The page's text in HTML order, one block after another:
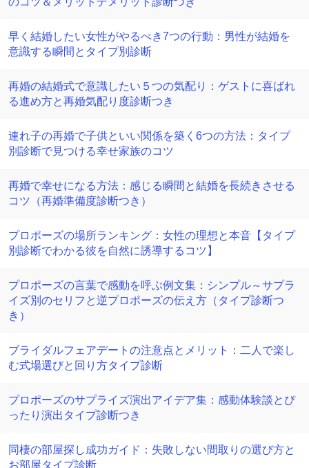
早く結婚したい女性がやるべき7つの行動：男性が結婚を
意識する瞬間とタイプ別診断
再婚の結婚式で意識したい５つの気配り：ゲストに喜ばれ
る進め方と再婚気配り度診断つき
連れ子の再婚で子供といい関係を築く6つの方法：タイプ
別診断で見つける幸せ家族のコツ
再婚で幸せになる方法：感じる瞬間と結婚を長続きさせる
コツ（再婚準備度診断つき）
プロポーズの場所ランキング：女性の理想と本音【タイプ
別診断でわかる彼を自然に誘導するコツ】
プロポーズの言葉で感動を呼ぶ例文集：シンプル～サプラ
イズ別のセリフと逆プロポーズの伝え方（タイプ診断つ
き）
ブライダルフェアデートの注意点とメリット：二人で楽し
む式場選びと回り方タイプ診断
プロポーズのサプライズ演出アイデア集：感動体験談とぴ
ったり演出タイプ診断つき
同棲の部屋探し成功ガイド：失敗しない間取りの選び方と
お部屋タイプ診断